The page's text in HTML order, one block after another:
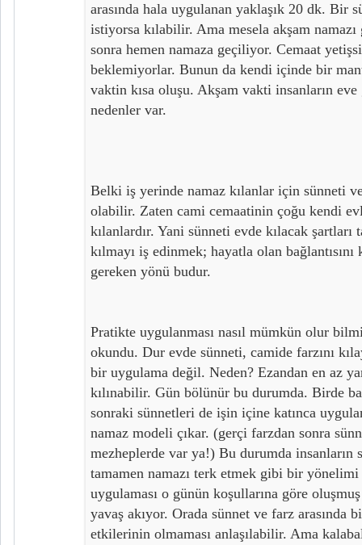
arasında hala uygulanan yaklaşık 20 dk. Bir
istiyorsa kılabilir. Ama mesela akşam
sonra hemen namaza geçiliyor. Cemaat
beklemiyorlar. Bunun da kendi içinde bir
vaktin kısa oluşu. Akşam vakti insanların eve
nedenler var.
Belki iş yerinde namaz kılanlar için sünneti
olabilir. Zaten cami cemaatinin çoğu kendi
kılanlardır. Yani sünneti evde kılacak şartları
kılmayı iş edinmek; hayatla olan
gereken yönü budur.
Pratikte uygulanması nasıl mümkün olur
okundu. Dur evde sünneti, camide farzını
bir uygulama değil. Neden? Ezandan en az
kılınabilir. Gün bölünür bu durumda. Birde
sonraki sünnetleri de işin içine katınca
namaz modeli çıkar. (gerçi farzdan sonra
mezheplerde var ya!) Bu durumda insanların
tamamen namazı terk etmek gibi bir yönelimi
uygulaması o günün koşullarına göre
yavaş akıyor. Orada sünnet ve farz arasında
etkilerinin olmaması anlaşılabilir. Ama